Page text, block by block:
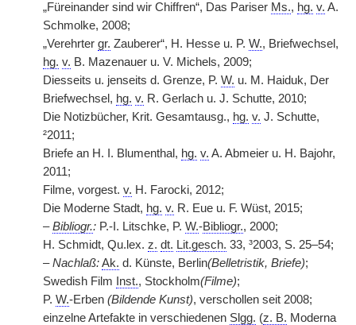
„Füreinander sind wir Chiffren“, Das Pariser Ms., hg. v. A.
Schmolke, 2008;
„Verehrter gr. Zauberer“, H. Hesse u. P. W., Briefwechsel,
hg. v. B. Mazenauer u. V. Michels, 2009;
Diesseits u. jenseits d. Grenze, P. W. u. M. Haiduk, Der
Briefwechsel, hg. v. R. Gerlach u. J. Schutte, 2010;
Die Notizbücher, Krit. Gesamtausg., hg. v. J. Schutte,
²2011;
Briefe an H. I. Blumenthal, hg. v. A. Abmeier u. H. Bajohr,
2011;
Filme, vorgest. v. H. Farocki, 2012;
Die Moderne Stadt, hg. v. R. Eue u. F. Wüst, 2015;
–Bibliogr.: P.-I. Litschke, P. W.-Bibliogr., 2000;
H. Schmidt, Qu.lex. z. dt. Lit.gesch. 33, ³2003, S. 25–54;
–Nachlaß:Ak. d. Künste, Berlin(Belletristik, Briefe);
Swedish Film
Inst., Stockholm(Filme);
P. W.-Erben (Bildende Kunst), verschollen seit 2008;
einzelne Artefakte in verschiedenen Slgg. (z. B. Moderna